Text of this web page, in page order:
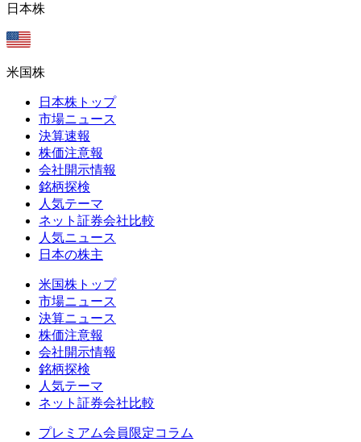
日本株
米国株
日本株トップ
市場ニュース
決算速報
株価注意報
会社開示情報
銘柄探検
人気テーマ
ネット証券会社比較
人気ニュース
日本の株主
米国株トップ
市場ニュース
決算ニュース
株価注意報
会社開示情報
銘柄探検
人気テーマ
ネット証券会社比較
プレミアム会員限定コラム